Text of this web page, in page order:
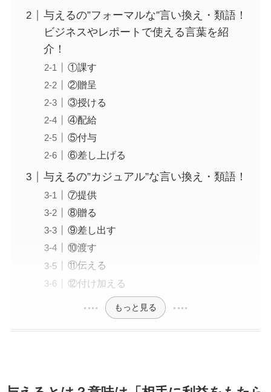
与えるの”フォーマルな”言い換え・類語！
ビジネスやレポートで使える言葉を紹
介！
①課す
②贈呈
③授ける
④配給
⑤付与
⑥差し上げる
与えるの”カジュアル”な言い換え・類語！
⑦提供
⑧贈る
⑨差し出す
⑩渡す
⑪伝える
⑫付け加える
もっと見る